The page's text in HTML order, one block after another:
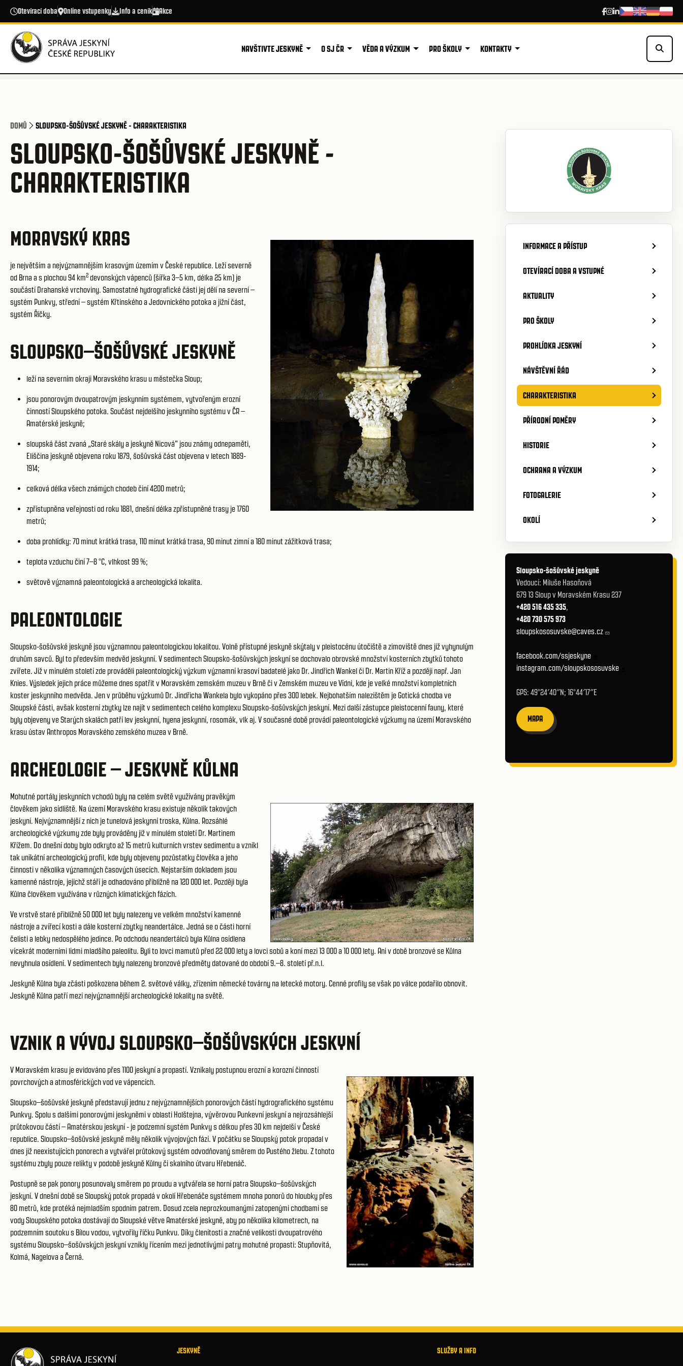
Přejít k hlavnímu obsahu
Otevírací doba Online vstupenky Info a ceník Akce
NAVŠTIVTE JESKYNĚ O SJ ČR VĚDA A VÝZKUM PRO ŠKOLY KONTAKTY
DOMŮ SLOUPSKO-ŠOŠŮVSKÉ JESKYNĚ - CHARAKTERISTIKA
SLOUPSKO-ŠOŠŮVSKÉ JESKYNĚ -
CHARAKTERISTIKA
MORAVSKÝ KRAS
je největším a nejvýznamnějším krasovým územím v České republice. Leží severně
od Brna a s plochou 94 km2 devonských vápenců (šířka 3–5 km, délka 25 km) je
součástí Drahanské vrchoviny. Samostatné hydrografické části jej dělí na severní –
systém Punkvy, střední – systém Křtinského a Jedovnického potoka a jižní část,
systém Říčky.
SLOUPSKO–ŠOŠŮVSKÉ JESKYNĚ
leží na severním okraji Moravského krasu u městečka Sloup;
jsou ponorovým dvoupatrovým jeskynním systémem, vytvořeným erozní
činností Sloupského potoka. Součást nejdelšího jeskynního systému v ČR –
Amatérské jeskyně;
sloupská část zvaná „Staré skály a jeskyně Nicová" jsou známy odnepaměti,
Eliščina jeskyně objevena roku 1879, šošůvská část objevena v letech 1889-
1914;
celková délka všech známých chodeb činí 4200 metrů;
zpřístupněna veřejnosti od roku 1881, dnešní délka zpřístupněné trasy je 1760
metrů;
doba prohlídky: 70 minut krátká trasa, 110 minut krátká trasa, 90 minut zimní a 180 minut zážitková trasa;
teplota vzduchu činí 7–8 °C, vlhkost 99 %;
světově významná paleontologická a archeologická lokalita.
PALEONTOLOGIE
Sloupsko-šošůvské jeskyně jsou významnou paleontologickou lokalitou. Volně přístupné jeskyně skýtaly v pleistocénu útočiště a zimoviště dnes již vyhynulým
druhům savců. Byl to především medvěd jeskynní. V sedimentech Sloupsko-šošůvských jeskyní se dochovalo obrovské množství kosterních zbytků tohoto
zvířete. Již v minulém století zde prováděli paleontologický výzkum významní krasoví badatelé jako Dr. Jindřich Wankel či Dr. Martin Kříž a později např. Jan
Knies. Výsledek jejich práce můžeme dnes spatřit v Moravském zemském muzeu v Brně či v Zemském muzeu ve Vídni, kde je velké množství kompletních
koster jeskynního medvěda. Jen v průběhu výzkumů Dr. Jindřicha Wankela bylo vykopáno přes 300 lebek. Nejbohatším nalezištěm je Gotická chodba ve
Sloupské části, avšak kosterní zbytky lze najít v sedimentech celého komplexu Sloupsko-šošůvských jeskyní. Mezi další zástupce pleistocenní fauny, které
byly objeveny ve Starých skalách patří lev jeskynní, hyena jeskynní, rosomák, vlk aj. V současné době provádí paleontologické výzkumy na území Moravského
krasu ústav Anthropos Moravského zemského muzea v Brně.
ARCHEOLOGIE – JESKYNĚ KŮLNA
Mohutné portály jeskynních vchodů byly na celém světě využívány pravěkým
člověkem jako sídliště. Na území Moravského krasu existuje několik takových
jeskyní. Nejvýznamnější z nich je tunelová jeskynní troska, Kůlna. Rozsáhlé
archeologické výzkumy zde byly prováděny již v minulém století Dr. Martinem
Křížem. Do dnešní doby bylo odkryto až 15 metrů kulturních vrstev sedimentu a vznikl
tak unikátní archeologický profil, kde byly objeveny pozůstatky člověka a jeho
činnosti v několika významných časových úsecích. Nejstarším dokladem jsou
kamenné nástroje, jejichž stáří je odhadováno přibližně na 120 000 let. Později byla
Kůlna člověkem využívána v různých klimatických fázích.
Ve vrstvě staré přibližně 50 000 let byly nalezeny ve velkém množství kamenné
nástroje a zvířecí kosti a dále kosterní zbytky neandertálce. Jedná se o části horní
čelisti a lebky nedospělého jedince. Po odchodu neandertálců byla Kůlna osídlena
vícekrát moderními lidmi mladšího paleolitu. Byli to lovci mamutů před 22 000 lety a lovci sobů a koní mezi 13 000 a 10 000 lety. Ani v době bronzové se Kůlna
nevyhnula osídlení. V sedimentech byly nalezeny bronzové předměty datované do období 9.–8. století př.n.l.
Jeskyně Kůlna byla zčásti poškozena během 2. světové války, zřízením německé továrny na letecké motory. Cenné profily se však po válce podařilo obnovit.
Jeskyně Kůlna patří mezi nejvýznamnější archeologické lokality na světě.
VZNIK A VÝVOJ SLOUPSKO–ŠOŠŮVSKÝCH JESKYNÍ
V Moravském krasu je evidováno přes 1100 jeskyní a propastí. Vznikaly postupnou erozní a korozní činností
povrchových a atmosférických vod ve vápencích.
Sloupsko–šošůvské jeskyně představují jednu z nejvýznamnějších ponorových částí hydrografického systému
Punkvy. Spolu s dalšími ponorovými jeskyněmi v oblasti Holštejna, vývěrovou Punkevní jeskyní a nejrozsáhlejší
průtokovou částí – Amatérskou jeskyní - je podzemní systém Punkvy s délkou přes 30 km nejdelší v České
republice. Sloupsko–šošůvské jeskyně měly několik vývojových fází. V počátku se Sloupský potok propadal v
dnes již neexistujících ponorech a vytvářel průtokový systém odvodňovaný směrem do Pustého žlebu. Z tohoto
systému zbyly pouze relikty v podobě jeskyně Kůlny či skalního útvaru Hřebenáč.
Postupně se pak ponory posunovaly směrem po proudu a vytvářela se horní patra Sloupsko–šošůvských
jeskyní. V dnešní době se Sloupský potok propadá v okolí Hřebenáče systémem mnoha ponorů do hloubky přes
80 metrů, kde protéká nejmladším spodním patrem. Dosud zcela neprozkoumanými zatopenými chodbami se
vody Sloupského potoka dostávají do Sloupské větve Amatérské jeskyně, aby po několika kilometrech, na
podzemním soutoku s Bílou vodou, vytvořily říčku Punkvu. Díky členitosti a značné velikosti dvoupatrového
systému Sloupsko–šošůvských jeskyní vznikly řícením mezi jednotlivými patry mohutné propasti: Stupňovitá,
Kolmá, Nagelova a Černá.
INFORMACE A PŘÍSTUP
OTEVÍRACÍ DOBA A VSTUPNÉ
AKTUALITY
PRO ŠKOLY
PROHLÍDKA JESKYNÍ
NÁVŠTĚVNÍ ŘÁD
CHARAKTERISTIKA
PŘÍRODNÍ POMĚRY
HISTORIE
OCHRANA A VÝZKUM
FOTOGALERIE
OKOLÍ
Sloupsko-šošůvské jeskyně
Vedoucí: Miluše Hasoňová
679 13 Sloup v Moravském Krasu 237
+420 516 435 335,
+420 730 575 973
sloupskososuvske@caves.cz
facebook.com/ssjeskyne
instagram.com/sloupskososuvske
GPS: 49°24′40″N; 16°44′17″E
MAPA
JESKYNĚ SLUŽBY A INFO